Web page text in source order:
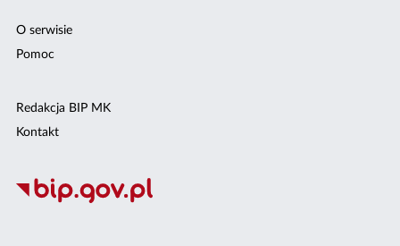
O serwisie
Pomoc
Redakcja BIP MK
Kontakt